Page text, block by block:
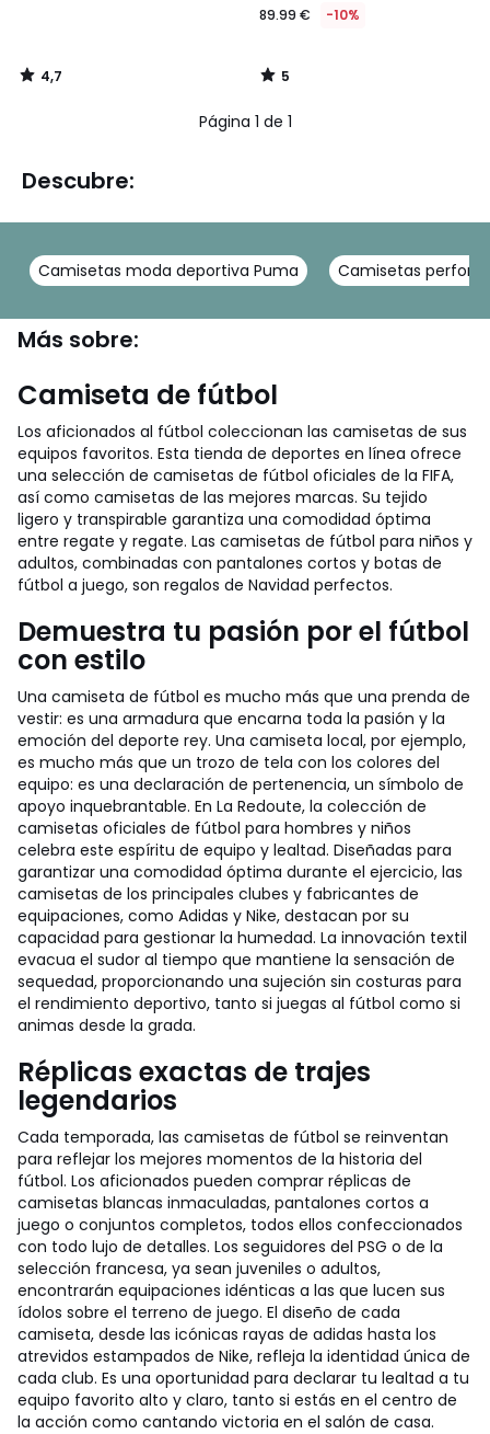
4,7
/
89.99 € -10%
5
/
Página 1 de 1
Descubre:
Camisetas moda deportiva Puma Camisetas
Más sobre:
Camiseta de fútbol
Los aficionados al fútbol coleccionan las camisetas de sus
equipos favoritos. Esta tienda de deportes en línea ofrece
una selección de camisetas de fútbol oficiales de la FIFA,
así como camisetas de las mejores marcas. Su tejido
ligero y transpirable garantiza una comodidad óptima
entre regate y regate. Las camisetas de fútbol para niños y
adultos, combinadas con pantalones cortos y botas de
fútbol a juego, son regalos de Navidad perfectos.
Demuestra tu pasión por el fútbol
con estilo
Una camiseta de fútbol es mucho más que una prenda de
vestir: es una armadura que encarna toda la pasión y la
emoción del deporte rey. Una camiseta local, por ejemplo,
es mucho más que un trozo de tela con los colores del
equipo: es una declaración de pertenencia, un símbolo de
apoyo inquebrantable. En La Redoute, la colección de
camisetas oficiales de fútbol para hombres y niños
celebra este espíritu de equipo y lealtad. Diseñadas para
garantizar una comodidad óptima durante el ejercicio, las
camisetas de los principales clubes y fabricantes de
equipaciones, como Adidas y Nike, destacan por su
capacidad para gestionar la humedad. La innovación textil
evacua el sudor al tiempo que mantiene la sensación de
sequedad, proporcionando una sujeción sin costuras para
el rendimiento deportivo, tanto si juegas al fútbol como si
animas desde la grada.
Réplicas exactas de trajes
legendarios
Cada temporada, las camisetas de fútbol se reinventan
para reflejar los mejores momentos de la historia del
fútbol. Los aficionados pueden comprar réplicas de
camisetas blancas inmaculadas, pantalones cortos a
juego o conjuntos completos, todos ellos confeccionados
con todo lujo de detalles. Los seguidores del PSG o de la
selección francesa, ya sean juveniles o adultos,
encontrarán equipaciones idénticas a las que lucen sus
ídolos sobre el terreno de juego. El diseño de cada
camiseta, desde las icónicas rayas de adidas hasta los
atrevidos estampados de Nike, refleja la identidad única de
cada club. Es una oportunidad para declarar tu lealtad a tu
equipo favorito alto y claro, tanto si estás en el centro de
la acción como cantando victoria en el salón de casa.